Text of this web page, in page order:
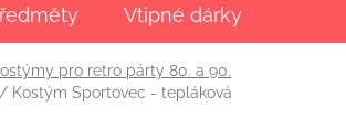
Vtipné dárky
pro retro párty 80. a 90.
/ Kostým Sportovec - tepláková